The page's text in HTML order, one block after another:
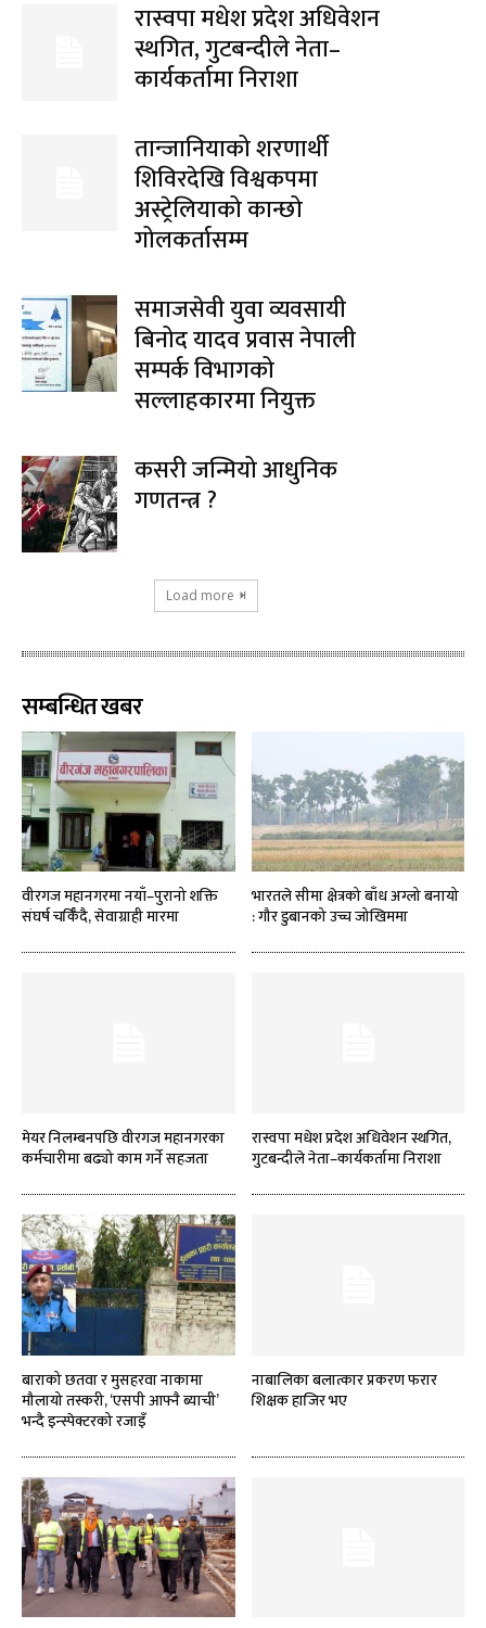
रास्वपा मधेश प्रदेश अधिवेशन
स्थगित, गुटबन्दीले नेता–
कार्यकर्तामा निराशा
तान्जानियाको शरणार्थी
शिविरदेखि विश्वकपमा
अस्ट्रेलियाको कान्छो
गोलकर्तासम्म
समाजसेवी युवा व्यवसायी
बिनोद यादव प्रवास नेपाली
सम्पर्क विभागको
सल्लाहकारमा नियुक्त
कसरी जन्मियो आधुनिक
गणतन्त्र ?
Load more
सम्बन्धित खबर
वीरगज महानगरमा नयाँ–पुरानो शक्ति
संघर्ष चर्किँदै, सेवाग्राही मारमा
भारतले सीमा क्षेत्रको बाँध अग्लो बनायो
: गौर डुबानको उच्च जोखिममा
मेयर निलम्बनपछि वीरगज महानगरका
कर्मचारीमा बढ्यो काम गर्ने सहजता
रास्वपा मधेश प्रदेश अधिवेशन स्थगित,
गुटबन्दीले नेता–कार्यकर्तामा निराशा
बाराको छतवा र मुसहरवा नाकामा
मौलायो तस्करी, ‘एसपी आफ्नै ब्याची’
भन्दै इन्स्पेक्टरको रजाइँ
नाबालिका बलात्कार प्रकरण फरार
शिक्षक हाजिर भए